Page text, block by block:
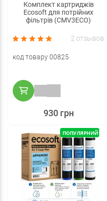
Комплект картриджів
Ecosoft для потрійних
фільтрів (CMV3ECO)
2 отзывов
код товару 00825
930 грн
ПОПУЛЯРНИЙ